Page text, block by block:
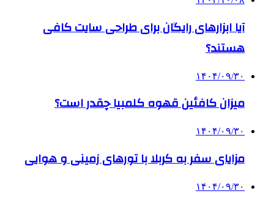
آیا ابزارهای رایگان برای طراحی سایت کافی
هستند؟
۱۴۰۴/۰۹/۳۰
میزان کافئین قهوه کلمبیا چقدر است؟
۱۴۰۴/۰۹/۳۰
مزایای سفر به کربلا با تورهای زمینی و هوایی
۱۴۰۴/۰۹/۳۰